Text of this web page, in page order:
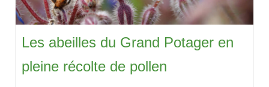
Les abeilles du Grand Potager en
pleine récolte de pollen